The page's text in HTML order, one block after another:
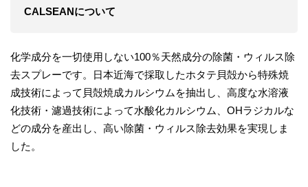
CALSEANについて
化学成分を一切使用しない100％天然成分の除菌・ウィルス除
去スプレーです。日本近海で採取したホタテ貝殻から特殊焼
成技術によって貝殻焼成カルシウムを抽出し、高度な水溶液
化技術・濾過技術によって水酸化カルシウム、OHラジカルな
どの成分を産出し、高い除菌・ウィルス除去効果を実現しま
した。